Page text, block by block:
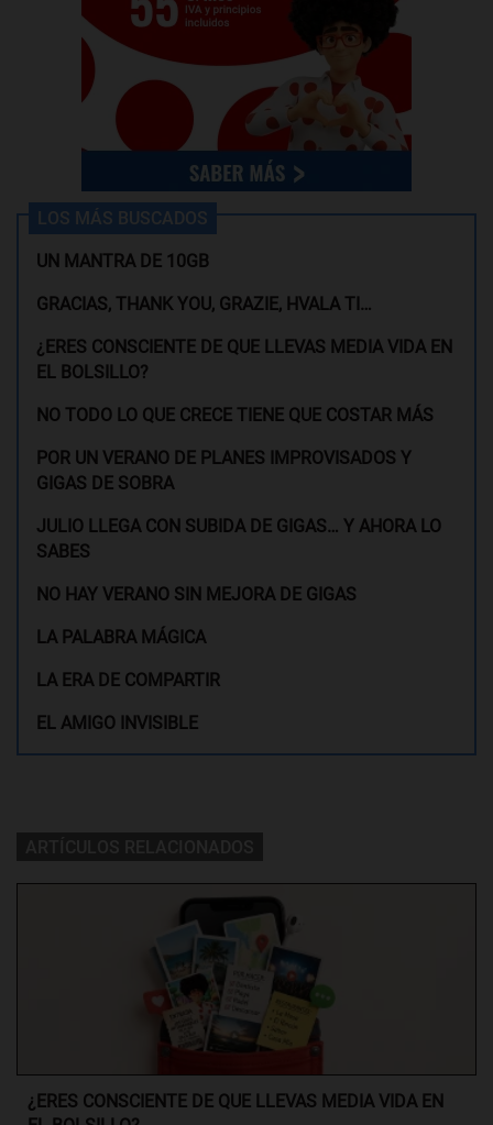
LOS MÁS BUSCADOS
UN MANTRA DE 10GB
GRACIAS, THANK YOU, GRAZIE, HVALA TI…
¿ERES CONSCIENTE DE QUE LLEVAS MEDIA VIDA EN
EL BOLSILLO?
NO TODO LO QUE CRECE TIENE QUE COSTAR MÁS
POR UN VERANO DE PLANES IMPROVISADOS Y
GIGAS DE SOBRA
JULIO LLEGA CON SUBIDA DE GIGAS… Y AHORA LO
SABES
NO HAY VERANO SIN MEJORA DE GIGAS
LA PALABRA MÁGICA
LA ERA DE COMPARTIR
EL AMIGO INVISIBLE
¿ERES CONSCIENTE DE QUE LLEVAS MEDIA VIDA EN